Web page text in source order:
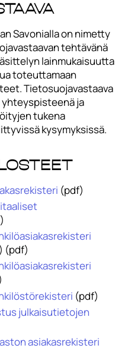
Savonialla on nimetty
tehtävänä
lainmukaisuutta
toteuttamaan
Tietosuojavastaava
ja
tukena
kysymyksissä.
(pdf)
(pdf)
(pdf)
julkaisutietojen
asiakasrekisteri